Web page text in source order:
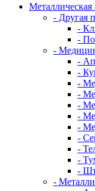
Металлическая
- Другая
-
-
-
-
-
-
-
-
-
-
-
-
-
-
-